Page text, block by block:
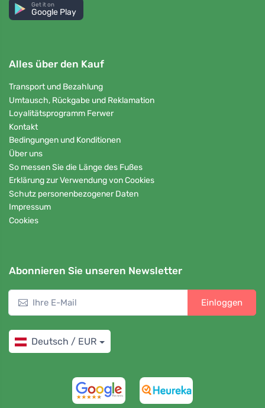
Get it on
Google Play
Alles über den Kauf
Transport und Bezahlung
Umtausch, Rückgabe und Reklamation
Loyalitätsprogramm Ferwer
Kontakt
Bedingungen und Konditionen
Über uns
So messen Sie die Länge des Fußes
Erklärung zur Verwendung von Cookies
Schutz personenbezogener Daten
Impressum
Cookies
Abonnieren Sie unseren Newsletter
Einloggen
Deutsch / EUR